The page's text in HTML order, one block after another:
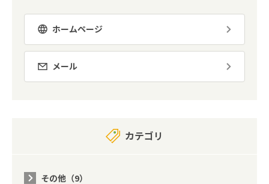
ホームページ
メール
カテゴリ
その他（9）